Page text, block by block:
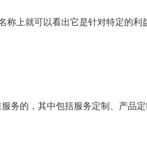
称上就可以看出它是针对特定的
务的，其中包括服务定制、产品